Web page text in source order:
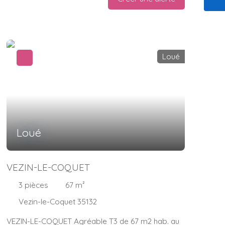
Loué
Loué
VEZIN-LE-COQUET
3 pièces 67 m²
Vezin-le-Coquet 35132
VEZIN-LE-COQUET Agréable T3 de 67 m2 hab. au